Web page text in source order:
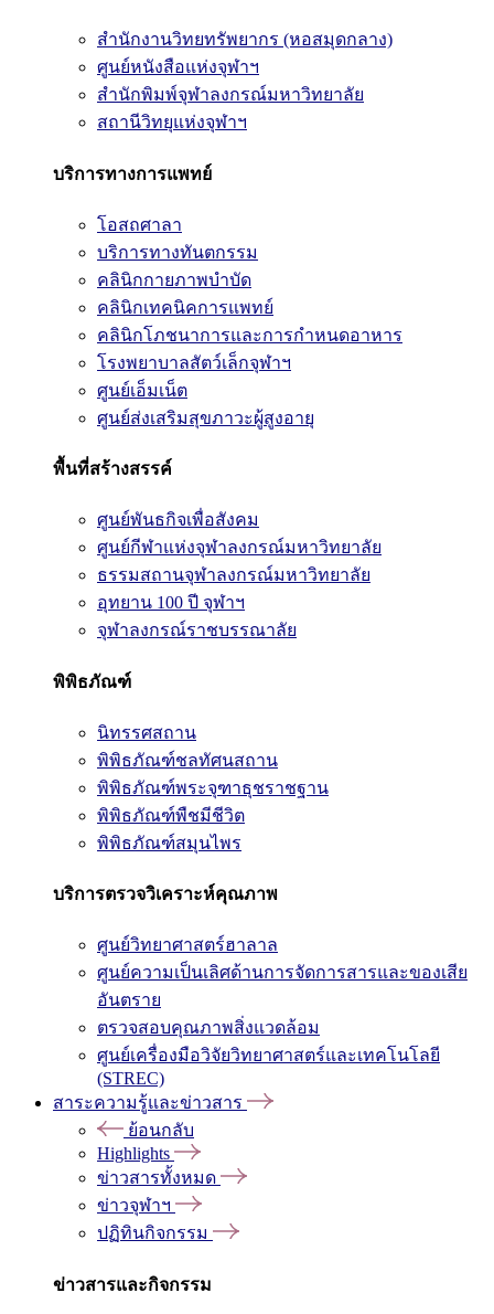
สำนักงานวิทยทรัพยากร (หอสมุดกลาง)
ศูนย์หนังสือแห่งจุฬาฯ
สำนักพิมพ์จุฬาลงกรณ์มหาวิทยาลัย
สถานีวิทยุแห่งจุฬาฯ
บริการทางการแพทย์
โอสถศาลา
บริการทางทันตกรรม
คลินิกกายภาพบำบัด
คลินิกเทคนิคการแพทย์
คลินิกโภชนาการและการกำหนดอาหาร
โรงพยาบาลสัตว์เล็กจุฬาฯ
ศูนย์เอ็มเน็ต
ศูนย์ส่งเสริมสุขภาวะผู้สูงอายุ
พื้นที่สร้างสรรค์
ศูนย์พันธกิจเพื่อสังคม
ศูนย์กีฬาแห่งจุฬาลงกรณ์มหาวิทยาลัย
ธรรมสถานจุฬาลงกรณ์มหาวิทยาลัย
อุทยาน 100 ปี จุฬาฯ
จุฬาลงกรณ์ราชบรรณาลัย
พิพิธภัณฑ์
นิทรรศสถาน
พิพิธภัณฑ์ชลทัศนสถาน
พิพิธภัณฑ์พระจุฑาธุชราชฐาน
พิพิธภัณฑ์พืชมีชีวิต
พิพิธภัณฑ์สมุนไพร
บริการตรวจวิเคราะห์คุณภาพ
ศูนย์วิทยาศาสตร์ฮาลาล
ศูนย์ความเป็นเลิศด้านการจัดการสารและของเสีย
อันตราย
ตรวจสอบคุณภาพสิ่งแวดล้อม
ศูนย์เครื่องมือวิจัยวิทยาศาสตร์และเทคโนโลยี
(STREC)
สาระความรู้และข่าวสาร
ย้อนกลับ
Highlights
ข่าวสารทั้งหมด
ข่าวจุฬาฯ
ปฏิทินกิจกรรม
ข่าวสารและกิจกรรม